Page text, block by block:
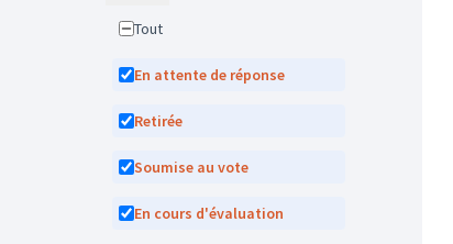
Tout
En attente de réponse
Retirée
Soumise au vote
En cours d'évaluation